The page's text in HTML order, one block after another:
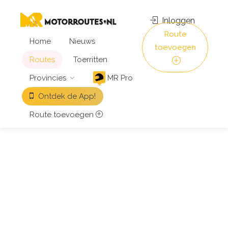
Home
Nieuws
Routes
Toerritten
Provincies
MR Pro
Ontdek de App!
Route toevoegen
Inloggen
Route
toevoegen